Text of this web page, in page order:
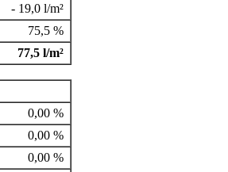
- 19,0 l/m²
75,5 %
77,5 l/m²
0,00 %
0,00 %
0,00 %